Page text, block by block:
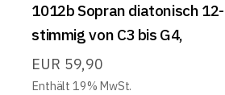
1012b Sopran diatonisch 12-
stimmig von C3 bis G4,
EUR 59,90
Enthält 19% MwSt.